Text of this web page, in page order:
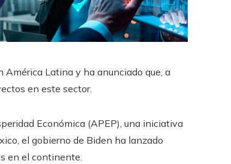
América Latina y ha anunciado que, a
en este sector.
Económica (APEP), una iniciativa
el gobierno de Biden ha lanzado
en el continente.